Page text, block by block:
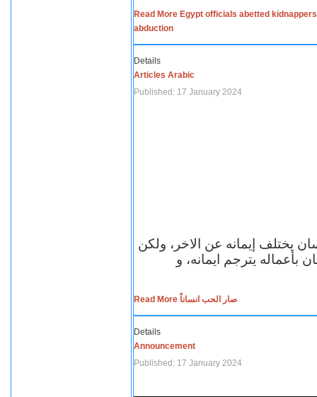
Read More Egypt officials abetted
abduction
Details
Articles Arabic
Published: 17 January 2024
يختلف إيمانه عن الاخر، ولكن
بأعماله يترجم ايمانه، و
Read More صار الحب انساناً
Details
Announcement
Published: 17 January 2024